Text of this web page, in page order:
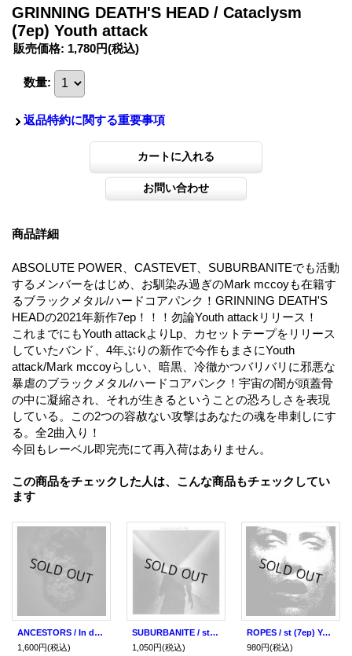
GRINNING DEATH'S HEAD / Cataclysm
(7ep) Youth attack
販売価格: 1,780円(税込)
数量:
返品特約に関する重要事項
商品詳細
ABSOLUTE POWER、CASTEVET、SUBURBANITEでも活動
するメンバーをはじめ、お馴染み過ぎのMark mccoyも在籍す
るブラックメタル/ハードコアパンク！GRINNING DEATH'S
HEADの2021年新作7ep！！！勿論Youth attackリリース！
これまでにもYouth attackよりLp、カセットテープをリリース
していたバンド、4年ぶりの新作で今作もまさにYouth
attack/Mark mccoyらしい、暗黒、冷徹かつバリバリに邪悪な
暴虐のブラックメタル/ハードコアパンク！宇宙の闇が頭蓋骨
の中に凝縮され、それが生きるということの恐ろしさを表現
している。この2つの容赦ない攻撃はあなたの魂を串刺しにす
る。全2曲入り！
今回もレーベル即完売にて再入荷はありません。
この商品をチェックした人は、こんな商品もチェックしてい
ます
ANCESTORS / In death (7ep) Youth attack
1,600円(税込)
SUBURBANITE / st (7ep) Youth attack
1,050円(税込)
ROPES / st (7ep) Youth attack
980円(税込)